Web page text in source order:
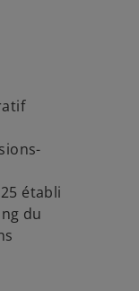
établi
du